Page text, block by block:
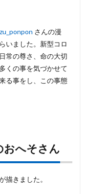
さんの漫
いました。新型コロ
常の尊さ、命の大切
くの事を気づかせて
る事をし、この事態
おへそさん
描きました。